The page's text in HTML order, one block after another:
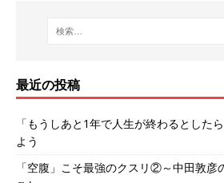
最近の投稿
「もうしあと1年で人生が終わるとした
よう
「空腹」こそ最強のクスリ②～中田敦彦